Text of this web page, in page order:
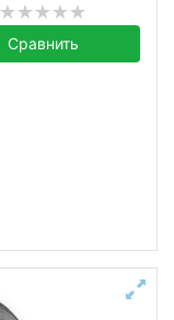
Сравнить